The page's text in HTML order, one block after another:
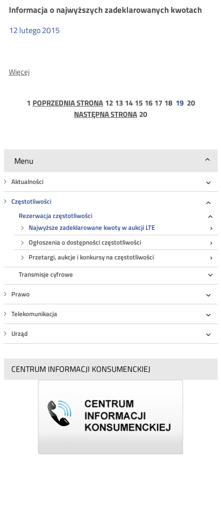
Menu
Aktualności
Częstotliwości
Rezerwacja częstotliwości
Najwyższe zadeklarowane kwoty w aukcji LTE
Ogłoszenia o dostępności częstotliwości
Przetargi, aukcje i konkursy na częstotliwości
Transmisje cyfrowe
Prawo
Telekomunikacja
Urząd
CENTRUM INFORMACJI KONSUMENCKIEJ
najwyższych
zadeklarowanych
kwotach
Informacja o najwyższych zadeklarowanych kwotach
12 lutego2015
WięcejO:
najwyższych
zadeklarowanych
1strona
POPRZEDNIA STRONA strona
12 strona
13 strona
14 strona
15 strona
16 strona
17 strona
18 19 strona
20
NASTĘPNA STRONA 20strona